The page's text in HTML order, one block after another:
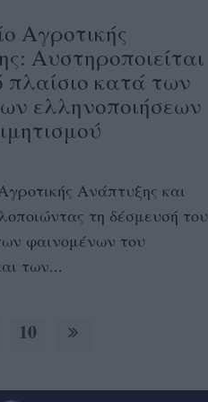
Αγροτικής
Αυστηροποιείται
πλαίσιο κατά των
ελληνοποιήσεων
Ανάπτυξης και
τη δέσμευσή του
φαινομένων του
των...
10